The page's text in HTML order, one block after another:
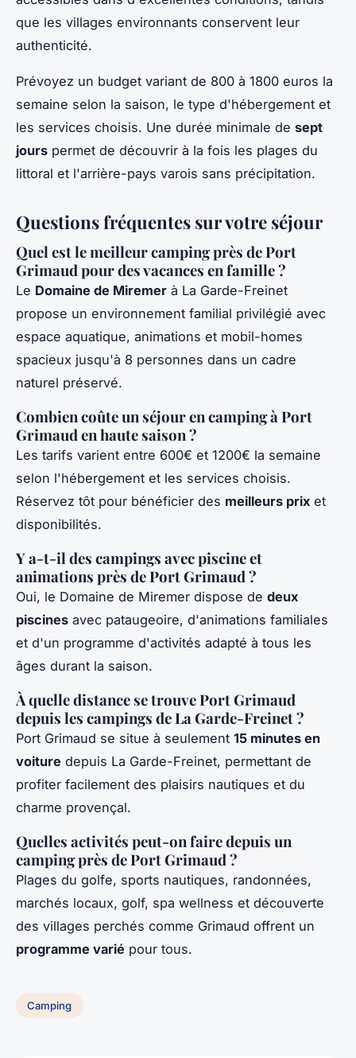
que les villages environnants conservent leur
authenticité.
Prévoyez un budget variant de 800 à 1800 euros la
semaine selon la saison, le type d'hébergement et
les services choisis. Une durée minimale de sept
jours permet de découvrir à la fois les plages du
littoral et l'arrière-pays varois sans précipitation.
Questions fréquentes sur votre séjour
Quel est le meilleur camping près de Port
Grimaud pour des vacances en famille ?
Le Domaine de Miremer à La Garde-Freinet
propose un environnement familial privilégié avec
espace aquatique, animations et mobil-homes
spacieux jusqu'à 8 personnes dans un cadre
naturel préservé.
Combien coûte un séjour en camping à Port
Grimaud en haute saison ?
Les tarifs varient entre 600€ et 1200€ la semaine
selon l'hébergement et les services choisis.
Réservez tôt pour bénéficier des meilleurs prix et
disponibilités.
Y a-t-il des campings avec piscine et
animations près de Port Grimaud ?
Oui, le Domaine de Miremer dispose de deux
piscines avec pataugeoire, d'animations familiales
et d'un programme d'activités adapté à tous les
âges durant la saison.
À quelle distance se trouve Port Grimaud
depuis les campings de La Garde-Freinet ?
Port Grimaud se situe à seulement 15 minutes en
voiture depuis La Garde-Freinet, permettant de
profiter facilement des plaisirs nautiques et du
charme provençal.
Quelles activités peut-on faire depuis un
camping près de Port Grimaud ?
Plages du golfe, sports nautiques, randonnées,
marchés locaux, golf, spa wellness et découverte
des villages perchés comme Grimaud offrent un
programme varié pour tous.
Camping